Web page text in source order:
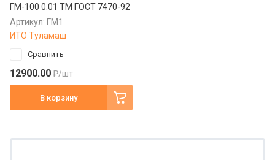
ГМ-100 0.01 ТМ ГОСТ 7470-92
Артикул: ГМ1
ИТО Туламаш
Сравнить
12900.00₽/шт
В корзину